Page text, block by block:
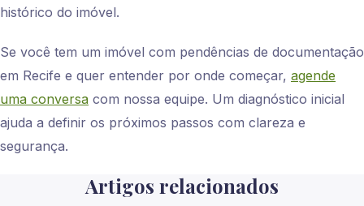
histórico do imóvel.
Se você tem um imóvel com pendências de documentação
em Recife e quer entender por onde começar, agende
uma conversa com nossa equipe. Um diagnóstico inicial
ajuda a definir os próximos passos com clareza e
segurança.
Artigos relacionados